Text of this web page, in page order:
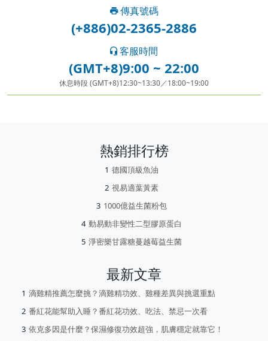
傳真號碼
(+886)02-2365-2886
客服時間
(GMT+8)9:00 ~ 22:00
休息時段 (GMT+8)12:30~13:30／18:00~19:00
熱銷排行榜
德國頂級魚油
視易適葉黃素
1000億益生菌粉包
動易動非變性二型膠原蛋白
淨密樂甘露糖蔓越莓益生菌
最新文章
滴雞精推薦怎麼挑？滴雞精功效、雞種差異與挑選重點
番紅花能幫助入睡？番紅花功效、吃法、禁忌一次看
依克多因是什麼？保濕修復功效超強，肌膚穩定就靠它！